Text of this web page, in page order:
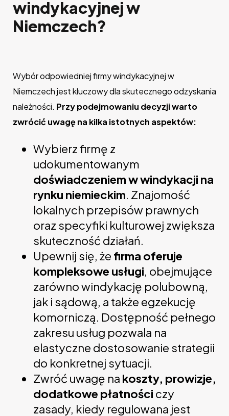
windykacyjnej w
Niemczech?
Wybór odpowiedniej firmy windykacyjnej w
Niemczech jest kluczowy dla skutecznego odzyskania
należności. Przy podejmowaniu decyzji warto
zwrócić uwagę na kilka istotnych aspektów:
Wybierz firmę z
udokumentowanym
doświadczeniem w windykacji na
rynku niemieckim. Znajomość
lokalnych przepisów prawnych
oraz specyfiki kulturowej zwiększa
skuteczność działań.
Upewnij się, że firma oferuje
kompleksowe usługi, obejmujące
zarówno windykację polubowną,
jak i sądową, a także egzekucję
komorniczą. Dostępność pełnego
zakresu usług pozwala na
elastyczne dostosowanie strategii
do konkretnej sytuacji.
Zwróć uwagę na koszty, prowizje,
dodatkowe płatności czy
zasady, kiedy regulowana jest